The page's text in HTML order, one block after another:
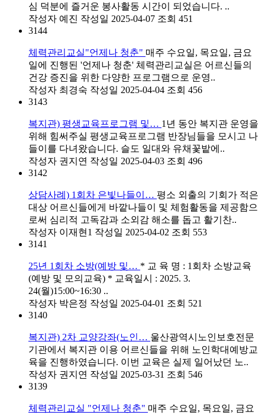
심 덕분에 즐거운 봉사활동 시간이 되었습니다. ..
작성자 예진 작성일 2025-04-07 조회 451
3144
체력관리교실"언제나 청춘" 매주 수요일, 목요일, 금요
일에 진행된 '언제나 청춘' 체력관리교실은 어르신들의
건강 증진을 위한 다양한 프로그램으로 운영..
작성자 최경숙 작성일 2025-04-04 조회 456
3143
복지관) 평생교육프로그램 및… 1년 동안 복지관 운영을
위해 힘써주실 평생교육프로그램 반장님들을 모시고 나
들이를 다녀왔습니다. 슬도 일대와 유채꽃밭에..
작성자 권지연 작성일 2025-04-03 조회 496
3142
상담사례) 1회차 은빛나들이… 평소 외출의 기회가 적은
대상 어르신들에게 바깥나들이 및 체험활동을 제공함으
로써 심리적 고독감과 소외감 해소를 돕고 활기찬..
작성자 이재현1 작성일 2025-04-02 조회 553
3141
25년 1회차 소방(예방 및… * 교 육 명 : 1회차 소방교육
(예방 및 모의교육) * 교육일시 : 2025. 3.
24(월)15:00~16:30 ..
작성자 박은정 작성일 2025-04-01 조회 521
3140
복지관) 2차 교양강좌(노인… 울산광역시노인보호전문
기관에서 복지관 이용 어르신들을 위해 노인학대예방교
육을 진행하였습니다. 이번 교육은 실제 일어났던 노..
작성자 권지연 작성일 2025-03-31 조회 546
3139
체력관리교실 "언제나 청춘" 매주 수요일, 목요일, 금요